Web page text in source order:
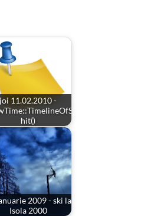
joi 11.02.2010 -
hit()
2009 - ski la
Isola 2000